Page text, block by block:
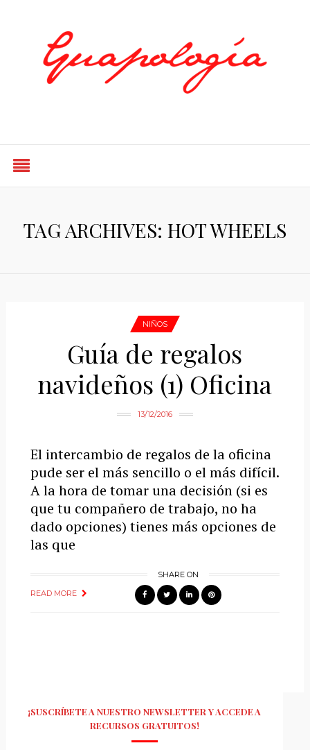
TAG ARCHIVES: HOT WHEELS
NIÑOS
Guía de regalos
navideños (1) Oficina
13/12/2016
El intercambio de regalos de la oficina
pude ser el más sencillo o el más difícil.
A la hora de tomar una decisión (si es
que tu compañero de trabajo, no ha
dado opciones) tienes más opciones de
las que
READ MORE
SHARE ON
¡SUSCRÍBETE A NUESTRO NEWSLETTER Y ACCEDE A
RECURSOS GRATUITOS!